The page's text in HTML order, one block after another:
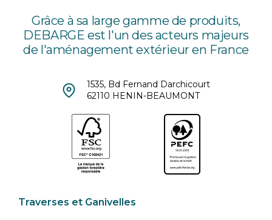
Grâce à sa large gamme de produits,
DEBARGE est l'un des acteurs majeurs
de l'aménagement extérieur en France
1535, Bd Fernand Darchicourt
62110 HENIN-BEAUMONT
Traverses et Ganivelles